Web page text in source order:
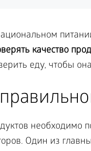
качество
еду, чтобы
необходимо
Один из